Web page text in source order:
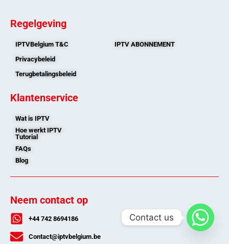
Regelgeving
IPTVBelgium T&C
Privacybeleid
Terugbetalingsbeleid
IPTV ABONNEMENT
Klantenservice
Wat is IPTV
Hoe werkt IPTV
Tutorial
FAQs
Blog
Neem contact op
+44 742 8694186
Contact@iptvbelgium.be
Contact us